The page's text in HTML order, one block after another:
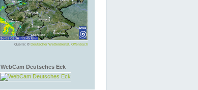
Quelle: © Deutscher Wetterdienst, Offenbach
WebCam Deutsches Eck